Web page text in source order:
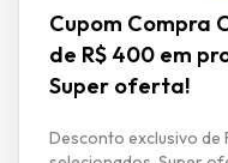
Cupom Compra
de R$ 400 em
Super oferta!
Desconto exclusivo